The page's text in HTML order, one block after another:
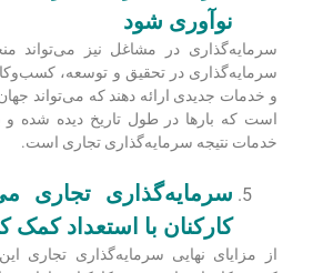
اقتصادی کمک کند. وقتی کسب‌وکارها
فناوری‌های جدید سرمایه‌گذاری می‌کنند،
تحریک و به رشد آن کمک می‌کنند. این
زندگی برای همه داشته باشد زیرا بهبود
به درآمدهای بالاتر و فرصت‌های شغلی
سرمایه‌گذاری تجاری
نوآوری شود
سرمایه‌گذاری در مشاغل نیز می‌تواند
سرمایه‌گذاری در تحقیق و توسعه،
و خدمات جدیدی ارائه دهند که می‌تواند